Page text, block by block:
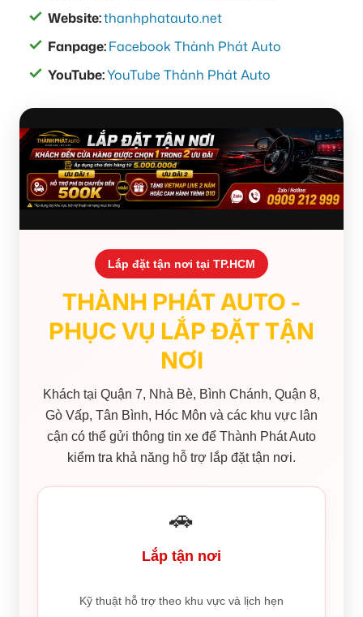
Website:thanhphatauto.net
Fanpage:Facebook Thành Phát Auto
YouTube:YouTube Thành Phát Auto
Lắp đặt tận nơi tại TP.HCM
THÀNH PHÁT AUTO -
PHỤC VỤ LẮP ĐẶT TẬN
NƠI
Khách tại Quận 7, Nhà Bè, Bình Chánh, Quận 8,
Gò Vấp, Tân Bình, Hóc Môn và các khu vực lân
cận có thể gửi thông tin xe để Thành Phát Auto
kiểm tra khả năng hỗ trợ lắp đặt tận nơi.
🚗
Lắp tận nơi
Kỹ thuật hỗ trợ theo khu vực và lịch hẹn